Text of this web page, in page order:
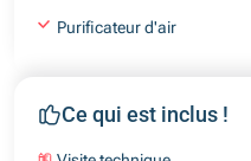
Purificateur d'air
Ce qui est inclus !